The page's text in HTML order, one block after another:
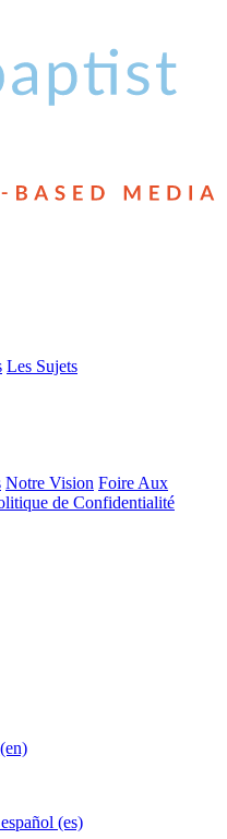
Les Sujets
Notre Vision Foire Aux
de Confidentialité
(es)